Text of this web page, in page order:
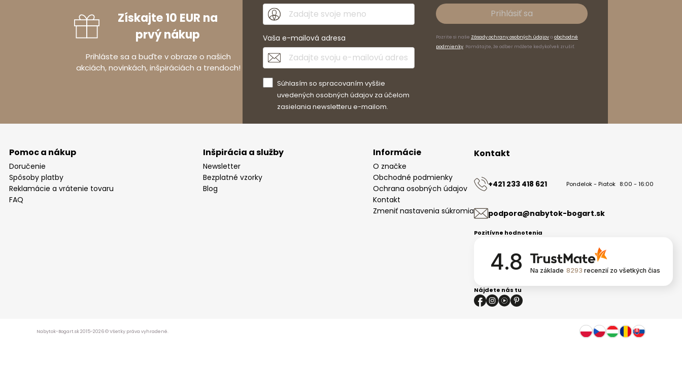
Získajte 10 EUR na
prvý nákup
Prihláste sa a buďte v obraze o našich
akciách, novinkách, inšpiráciách a trendoch!
Vaša e-mailová adresa
Súhlasím so spracovaním vyššie
uvedených osobných údajov za účelom
zasielania newsletteru e-mailom.
Prihlásiť sa
Pozrite si naše Zásady ochrany osobných údajova obchodné
podmienky. Pamätajte, že odber môžete kedykoľvek zrušiť.
Pomoc a nákup
Doručenie
Spôsoby platby
Reklamácie a vrátenie tovaru
FAQ
Inšpirácia a služby
Newsletter
Bezplatné vzorky
Blog
Informácie
O značke
Obchodné podmienky
Ochrana osobných údajov
Kontakt
Zmeniť nastavenia súkromia
Kontakt
+421 233 418 621 Pondelok - Piatok 8:00 - 16:00
podpora@nabytok-bogart.sk
Pozitívne hodnotenia
4.8 Na základe 8293 recenzií zo všetkých čias
Nájdete nás tu
Nabytok-Bogart.sk 2015-2026 © Všetky práva vyhradené.